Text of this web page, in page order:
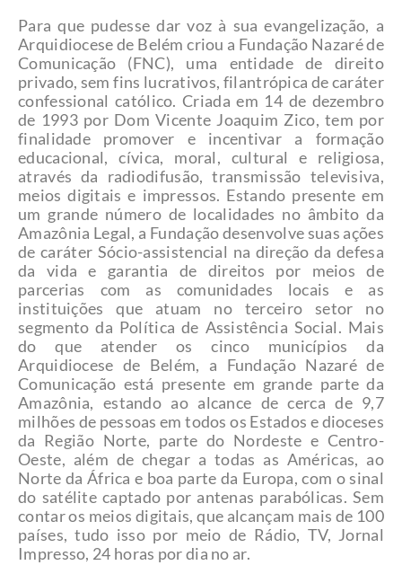
Para que pudesse dar voz à sua evangelização, a
Arquidiocese de Belém criou a Fundação Nazaré de
Comunicação (FNC), uma entidade de direito
privado, sem fins lucrativos, filantrópica de caráter
confessional católico. Criada em 14 de dezembro
de 1993 por Dom Vicente Joaquim Zico, tem por
finalidade promover e incentivar a formação
educacional, cívica, moral, cultural e religiosa,
através da radiodifusão, transmissão televisiva,
meios digitais e impressos. Estando presente em
um grande número de localidades no âmbito da
Amazônia Legal, a Fundação desenvolve suas ações
de caráter Sócio-assistencial na direção da defesa
da vida e garantia de direitos por meios de
parcerias com as comunidades locais e as
instituições que atuam no terceiro setor no
segmento da Política de Assistência Social. Mais
do que atender os cinco municípios da
Arquidiocese de Belém, a Fundação Nazaré de
Comunicação está presente em grande parte da
Amazônia, estando ao alcance de cerca de 9,7
milhões de pessoas em todos os Estados e dioceses
da Região Norte, parte do Nordeste e Centro-
Oeste, além de chegar a todas as Américas, ao
Norte da África e boa parte da Europa, com o sinal
do satélite captado por antenas parabólicas. Sem
contar os meios digitais, que alcançam mais de 100
países, tudo isso por meio de Rádio, TV, Jornal
Impresso, 24 horas por dia no ar.